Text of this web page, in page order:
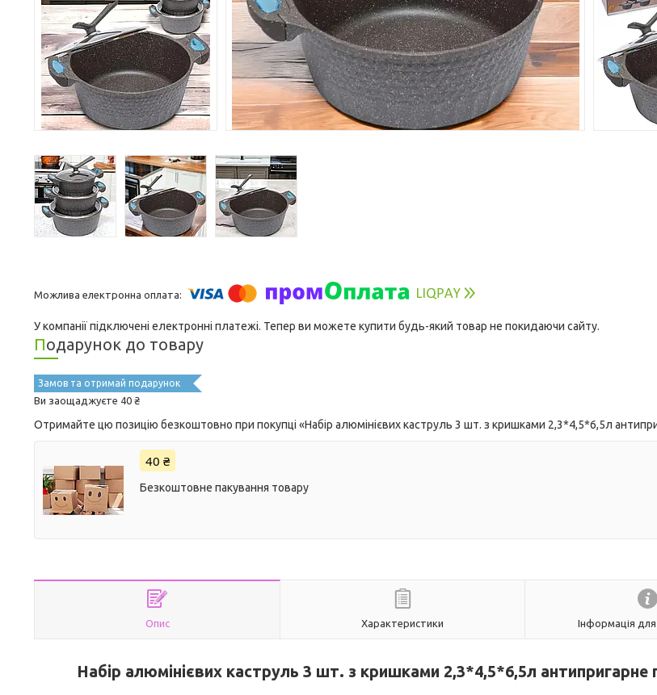
У компанії підключені електронні платежі. Тепер ви можете купити будь-який товар не покидаючи сайту.
Подарунок до товару
Замов та отримай подарунок
Ви заощаджуєте 40 ₴
Отримайте цю позицію безкоштовно при покупці «Набір алюмінієвих каструль 3 шт. з кришками 2,3*4,5*6,5л
40 ₴
Безкоштовне пакування товару
Опис Характеристики Інформація
Набір алюмінієвих каструль 3 шт. з кришками 2,3*4,5*6,5л антипригарне